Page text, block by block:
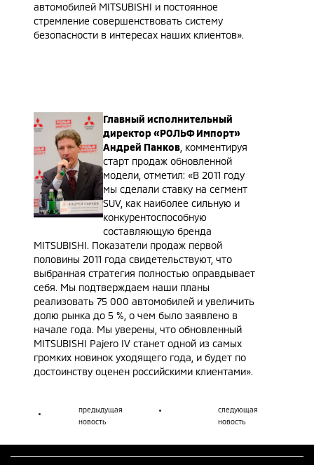
автомобилей MITSUBISHI и постоянное
стремление совершенствовать систему
безопасности в интересах наших клиентов».
Главный исполнительный
директор «РОЛЬФ Импорт»
Андрей Панков , комментируя
старт продаж обновленной
модели, отметил: «В 2011 году
мы сделали ставку на сегмент
SUV, как наиболее сильную и
конкурентоспособную
составляющую бренда
MITSUBISHI. Показатели продаж первой
половины 2011 года свидетельствуют, что
выбранная стратегия полностью оправдывает
себя. Мы подтверждаем наши планы
реализовать 75 000 автомобилей и увеличить
долю рынка до 5 %, о чем было заявлено в
начале года. Мы уверены, что обновленный
MITSUBISHI Pajero IV станет одной из самых
громких новинок уходящего года, и будет по
достоинству оценен российскими клиентами».
предыдущая
новость
следующая
новость